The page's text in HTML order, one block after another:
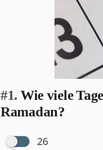
#1. Wie viele
Ramadan?
26